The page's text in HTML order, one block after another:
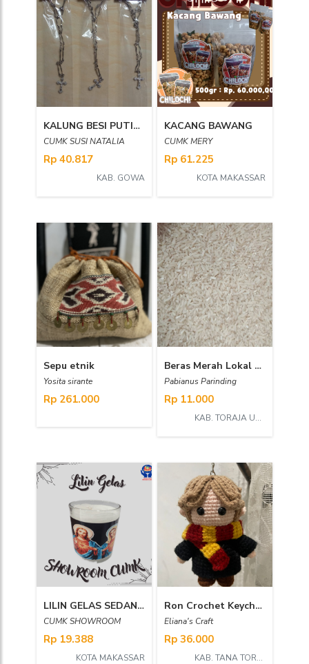
KALUNG BESI PUTIH SALIB BIASA 01
CUMK SUSI NATALIA
Rp 40.817
KAB. GOWA
KACANG BAWANG
CUMK MERY
Rp 61.225
KOTA MAKASSAR
Sepu etnik
Yosita sirante
Rp 261.000
Beras Merah Lokal Toraja 3
Pabianus Parinding
Rp 11.000
KAB. TORAJA UTARA
LILIN GELAS SEDANG LEBAR SHOWROOM CUMK
CUMK SHOWROOM
Rp 19.388
KOTA MAKASSAR
Ron Crochet Keychain
Eliana's Craft
Rp 36.000
KAB. TANA TORAJA